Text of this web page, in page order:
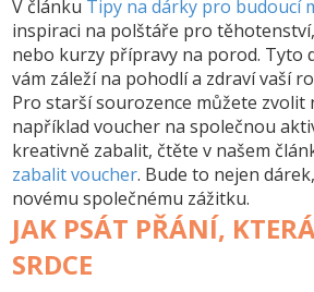
V článku Tipy na dárky pro budoucí
inspiraci na polštáře pro
nebo kurzy přípravy na porod. Tyto
vám záleží na pohodlí a zdraví vaší
Pro starší sourozence můžete zvolit
napříkladvoucher na společnou
kreativně zabalit, čtěte v našem
zabalit voucher. Bude to nejen
novému společnému zážitku.
JAK PSÁT PŘÁNÍ,
SRDCE